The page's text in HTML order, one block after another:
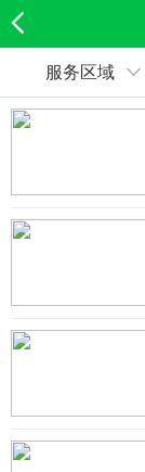
服务区域
欣欣首页